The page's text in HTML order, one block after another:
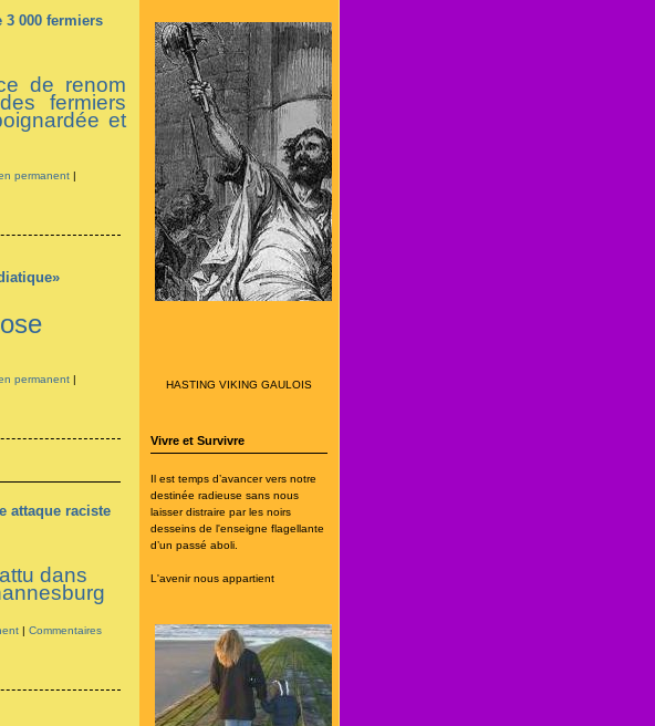
HASTING VIKING GAULOIS
Vivre et Survivre
Il est temps d’avancer vers notre
destinée radieuse sans nous
laisser distraire par les noirs
desseins de l'enseigne flagellante
d’un passé aboli.
L'avenir nous appartient
3 000 fermiers
de renom
fermiers
et
permanent|
permanent|
attaque raciste
dans
| Commentaires